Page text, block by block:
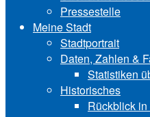
Pressestelle
Meine Stadt
Stadtportrait
Daten, Zahlen &
Statistiken
Historisches
Rückblick